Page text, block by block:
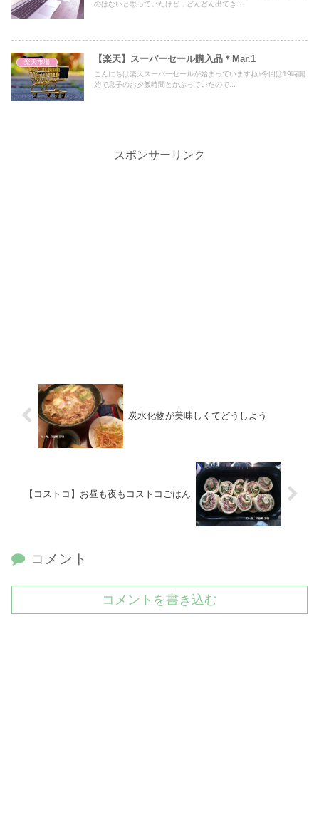
のはないと思っていたけど，どんどん出てき...
楽天市場 【楽天】スーパーセール購入品＊Mar.1
こんにちは楽天スーパーセールが始まっていますね♪今回は19時開
始で息子のお夕飯時間とかぶっていたので...
スポンサーリンク
炭水化物が美味しくてどうしよう
【コストコ】お昼も夜もコストコごはん
コメント
コメントを書き込む